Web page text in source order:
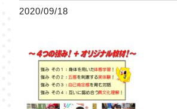
2020/09/18